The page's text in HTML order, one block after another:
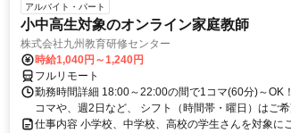
アルバイト・パート
小中高生対象のオンライン家庭教師
株式会社九州教育研修センター
時給1,040円～1,240円
フルリモート
勤務時間詳細 18:00～22:00の間で1コマ(60分)～OK
コマや、週2日など、 シフト（時間帯・曜日）はご
仕事内容 小学校、中学校、高校の学生さんを対象に